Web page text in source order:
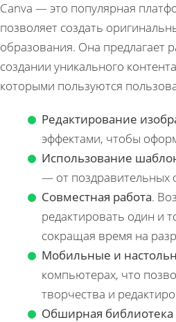
Canva — это популярная
позволяет создать
образования. Она предлагает
создании уникального
которыми пользуются
Редактирование
эффектами, чтобы
Использование
— от поздравительных
Совместная работа.
редактировать один и
сокращая время на
Мобильные и
компьютерах, что
творчества и
Обширная библиотека